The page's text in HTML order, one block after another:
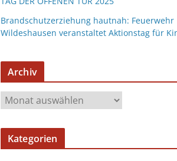
Brandschutzerziehung hautnah: Feuerwehr
Wildeshausen veranstaltet Aktionstag für
Archiv
Kategorien